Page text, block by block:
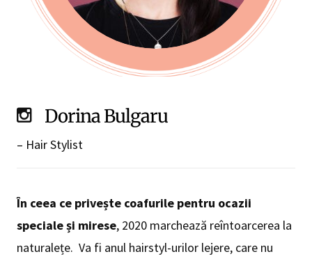
Dorina Bulgaru
– Hair Stylist
În ceea ce privește coafurile pentru ocazii
speciale și mirese, 2020 marchează reîntoarcerea la
naturalețe. Va fi anul hairstyl-urilor lejere, care nu